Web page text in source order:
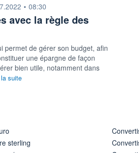
• 08:30
avec la règle des
permet de gérer son budget, afin
une épargne de façon
bien utile, notamment dans
suite
sterling